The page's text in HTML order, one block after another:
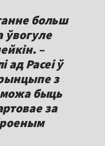
больш
ўвогуле
–
ад Расеі ў
з
можа быць
за